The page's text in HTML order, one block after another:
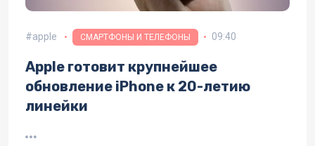
apple СМАРТФОНЫ И ТЕЛЕФОНЫ 09:40
Apple готовит крупнейшее
обновление iPhone к 20-летию
линейки